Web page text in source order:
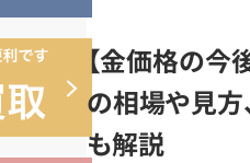
【金価格の今
の相場や見方
も解説